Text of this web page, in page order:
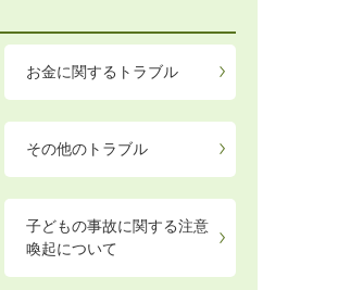
お金に関するトラブル
その他のトラブル
子どもの事故に関する注意
喚起について